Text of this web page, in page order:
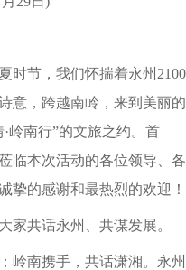
时节，我们怀揣着永州2100
意，跨越南岭，来到美丽的
岭南行”的文旅之约。首
临本次活动的各位领导、各
挚的感谢和最热烈的欢迎！
家共话永州、共谋发展。
岭南携手，共话潇湘。永州